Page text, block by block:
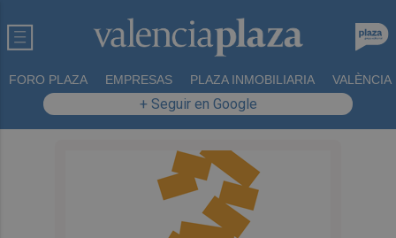
FORO PLAZA EMPRESAS PLAZA INMOBILIARIA VALÈNCIA
+ Seguir en Google